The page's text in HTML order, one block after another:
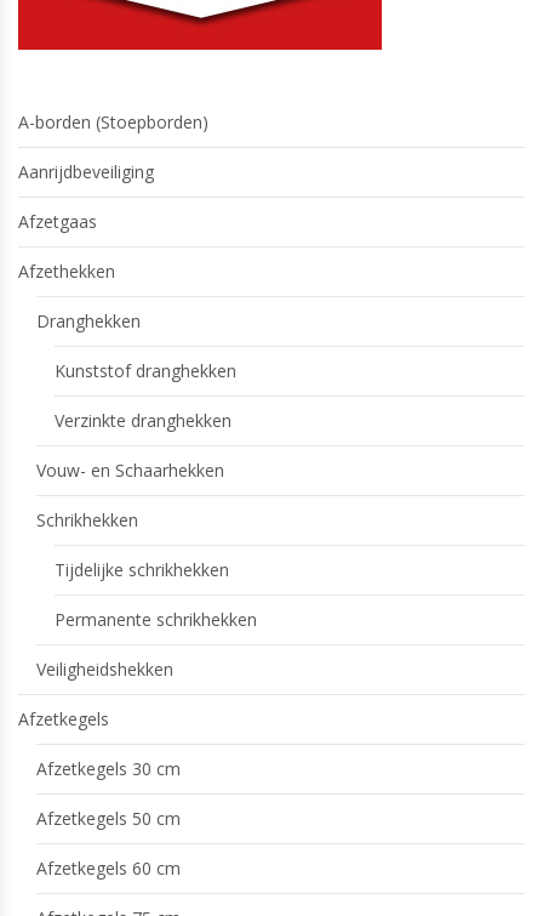
A-borden (Stoepborden)
Aanrijdbeveiliging
Afzetgaas
Afzethekken
Dranghekken
Kunststof dranghekken
Verzinkte dranghekken
Vouw- en Schaarhekken
Schrikhekken
Tijdelijke schrikhekken
Permanente schrikhekken
Veiligheidshekken
Afzetkegels
Afzetkegels 30 cm
Afzetkegels 50 cm
Afzetkegels 60 cm